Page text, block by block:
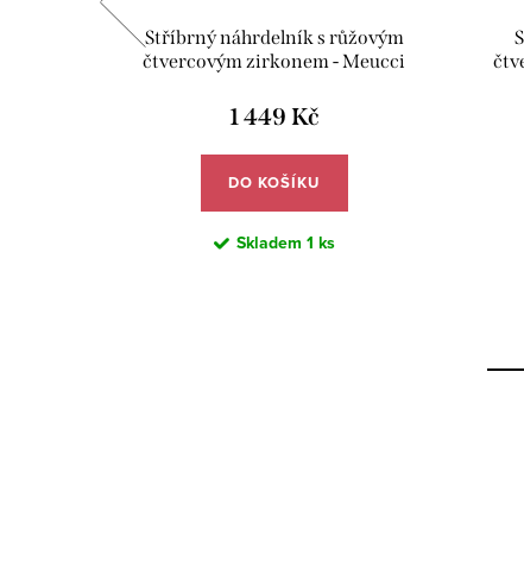
Stříbrný náhrdelník s růžovým
čtvercovým zirkonem - Meucci
1 449 Kč
DO KOŠÍKU
Skladem 1 ks